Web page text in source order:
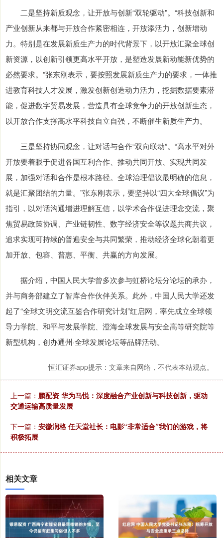
二是坚持新质观念，让开放与创新“双轮驱动”。“科技创新和
产业创新从来都与开放合作紧密相连，开放添活力，创新增动
力。特别是在发展新质生产力的时代背景下，以开放汇聚全球创
新资源，以创新引领更高水平开放，是塑造发展新动能新优势的
必然要求。”张东刚表示，要按照发展新质生产力的要求，一体推
进教育科技人才发展，激发创新创造动力活力，挖掘数据要素潜
能，促进数字贸易发展，营造具有全球竞争力的开放创新生态，
以开放合作支撑高水平科技自立自强，不断催生新质生产力。
三是坚持协同观念，让对话与合作“双向联动”。“高水平对外
开放要着眼于促进各国互利合作、推动共同开放、实现共同发
展，加强对话和合作是根本路径。全球治理倡议最明确的信息，
就是汇聚团结的力量。”张东刚表示，要坚持以“四大全球倡议”为
指引，以对话沟通增进理解互信，以学术合作促进理念交流，聚
焦贸易政策协调、产业链韧性、数字经济安全等议题共商共议，
追求实现可持续的普遍安全与共同繁荣，推动经济全球化朝着更
加开放、包容、普惠、平衡、共赢的方向发展。
据介绍，中国人民大学曾多次参与虹桥论坛分论坛的承办，
并与商务部建立了智库合作伙伴关系。此外，中国人民大学还发
起了“全球文明交流互鉴合作研究计划”红启网，率先成立全球领
导力学院、和平与发展学院、澄海全球发展与安全高等研究院等
新型机构，创办通州·全球发展论坛等品牌活动。
恒汇证券app提示：文章来自网络，不代表本站观点。
上一篇： 鹏配资 华为马悦：深度融合产业创新与科技创新，驱动
交通运输高质量发展
下一篇： 安徽润格 任天堂社长：电影“非常适合”我们的游戏，将
积极拓展
相关文章